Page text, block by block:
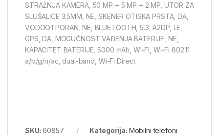
STRAŽNJA KAMERA, 50 MP + 5 MP + 2 MP, UTOR ZA
SLUŠALICE 3.5MM, NE, SKENER OTISKA PRSTA, DA,
VODOOTPORAN, NE, BLUETOOTH, 5.3, A2DP, LE,
GPS, DA, MOGUĆNOST VAĐENJA BATERIJE, NE,
KAPACITET BATERIJE, 5000 mAh, WI-FI, Wi-Fi 802.11
a/b/g/n/ac, dual-band, Wi-Fi Direct
SKU:60857 Kategorija: Mobilni telefoni